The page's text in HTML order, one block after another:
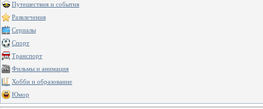
Путешествия и события
Развлечения
Сериалы
Спорт
Транспорт
Фильмы и анимация
Хобби и образование
Юмор